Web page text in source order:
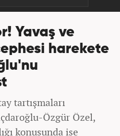
Yavaş ve
harekete
tartışmaları
Özgür Özel,
konusunda ise